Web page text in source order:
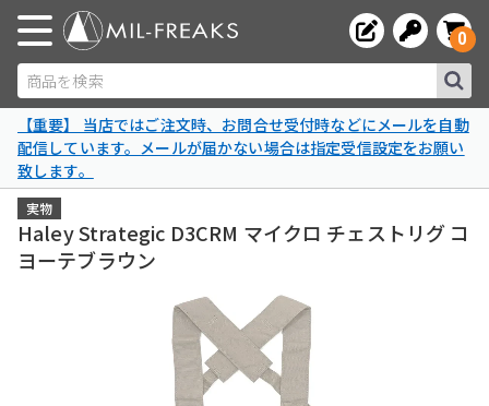
商品を検索
0
【重要】 当店ではご注文時、お問合せ受付時などにメールを自動
配信しています。メールが届かない場合は指定受信設定をお願い
致します。
実物
Haley Strategic D3CRM マイクロ チェストリグ コ
ヨーテブラウン